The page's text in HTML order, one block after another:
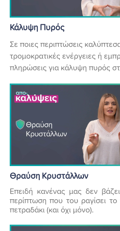
Κάλυψη Πυρός
Σε ποιες περιπτώσεις
τρομοκρατικές ενέργειες ή
πληρώσεις για κάλυψη πυρός
Θραύση Κρυστάλλων
Επειδή κανένας μας δεν
περίπτωση που του ραγίσει
πετραδάκι (και όχι μόνο).